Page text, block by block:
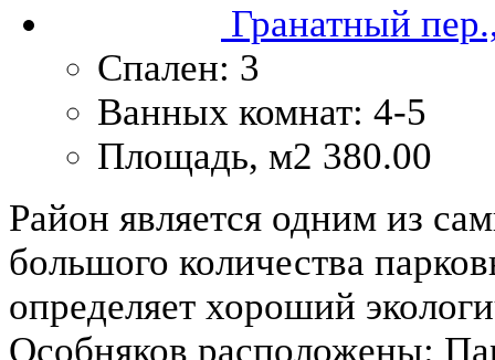
Гранатный
Спален: 3
Ванных комнат: 4-5
Площадь, м2 380.00
Район является одним из
большого количества
определяет хороший
Особняков расположены: